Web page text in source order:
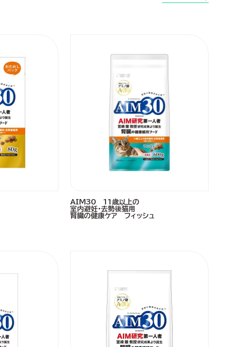
AIM30 11歳以上の
室内避妊・去勢後猫用
腎臓の健康ケア フィッシュ